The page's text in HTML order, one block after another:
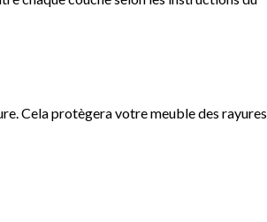
Cela protègera votre meuble des rayures